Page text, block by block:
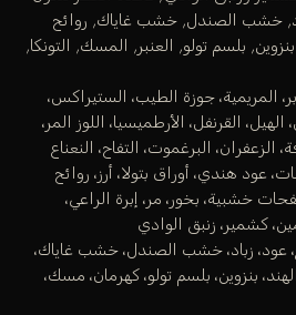
خشب الصندل, خشب غاياك, روائح
بلسم تولو, العنبر, المسك, التونكا,
المريمية، جوزة الطيب، الستيراكس،
الهيل، القرنفل، الأرطميسيا، اللوز المر،
الزعفران، البرغموت، التفاح، النعناع
عود هندي، أوراق بتولا، أرز، روائح
خشبية، بخور، مر، إبرة الراعي،
كشمير، زنبق الوادي
عود، زباد، خشب الصندل، خشب غاياك،
بنزوين، بلسم تولو، كهرمان، مسك،